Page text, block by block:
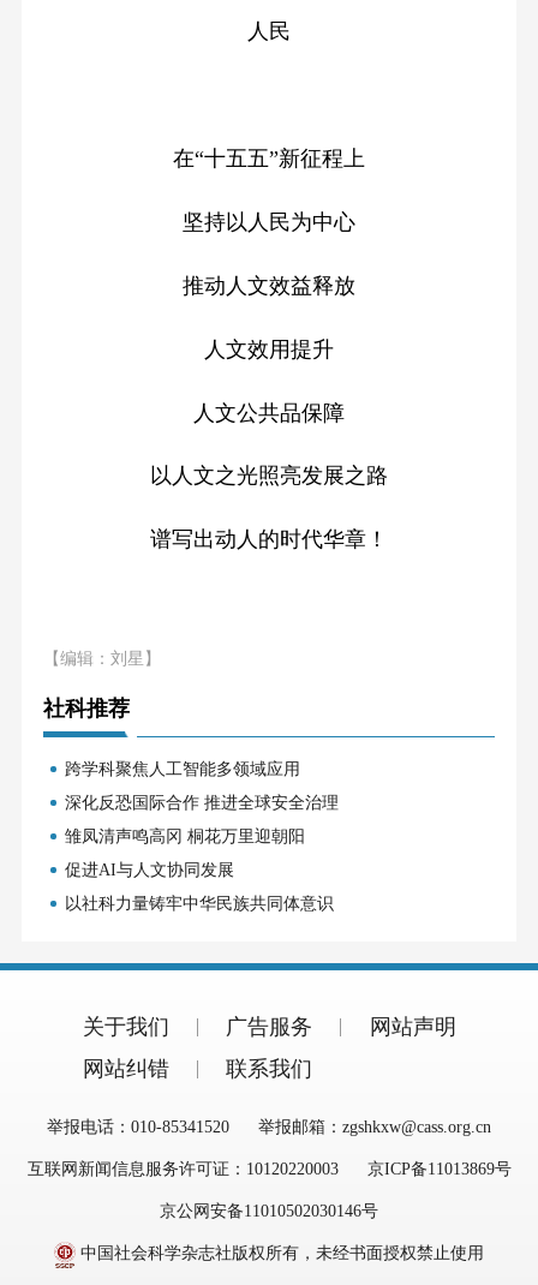
人民
在“十五五”新征程上
坚持以人民为中心
推动人文效益释放
人文效用提升
人文公共品保障
以人文之光照亮发展之路
谱写出动人的时代华章！
【编辑：刘星】
社科推荐
跨学科聚焦人工智能多领域应用
深化反恐国际合作 推进全球安全治理
雏凤清声鸣高冈 桐花万里迎朝阳
促进AI与人文协同发展
以社科力量铸牢中华民族共同体意识
关于我们 广告服务
网站声明
网站纠错
联系我们
举报电话：010-85341520 举报邮箱：zgshkxw@cass.org.cn
互联网新闻信息服务许可证：10120220003 京ICP备11013869号
京公网安备11010502030146号
中国社会科学杂志社版权所有，未经书面授权禁止使用